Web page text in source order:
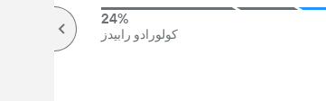
24%
كولورادو رابيدز